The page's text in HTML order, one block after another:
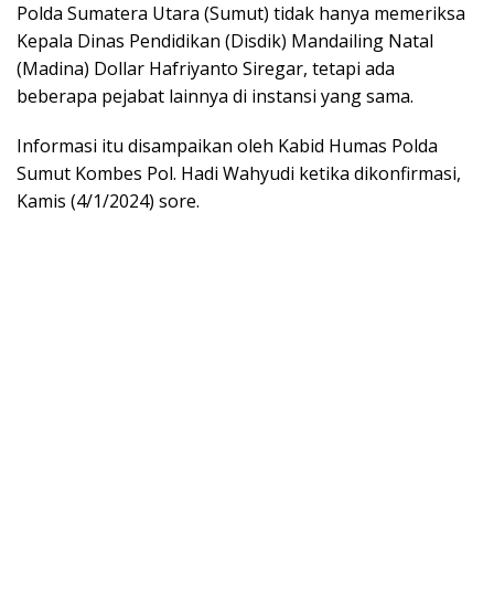
Polda Sumatera Utara (Sumut) tidak hanya memeriksa
Kepala Dinas Pendidikan (Disdik) Mandailing Natal
(Madina) Dollar Hafriyanto Siregar, tetapi ada
beberapa pejabat lainnya di instansi yang sama.
Informasi itu disampaikan oleh Kabid Humas Polda
Sumut Kombes Pol. Hadi Wahyudi ketika dikonfirmasi,
Kamis (4/1/2024) sore.